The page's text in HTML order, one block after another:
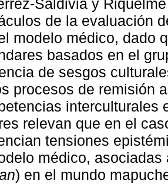
de la evaluación
modelo médico, dado
basados en el
de sesgos
procesos de remisión
interculturales
relevan que en el
tensiones
médico,
) en el mundo